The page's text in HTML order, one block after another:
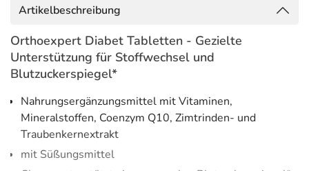
Artikelbeschreibung
Orthoexpert Diabet Tabletten - Gezielte
Unterstützung für Stoffwechsel und
Blutzuckerspiegel*
Nahrungsergänzungsmittel mit Vitaminen,
Mineralstoffen, Coenzym Q10, Zimtrinden- und
Traubenkernextrakt
mit Süßungsmittel